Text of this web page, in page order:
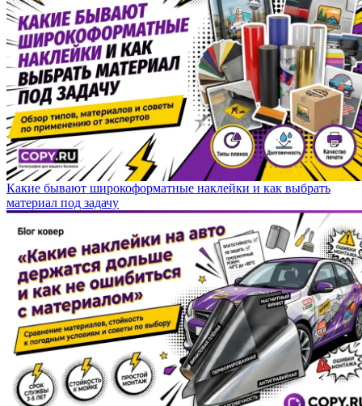
Какие бывают широкоформатные наклейки и как выбрать
материал под задачу